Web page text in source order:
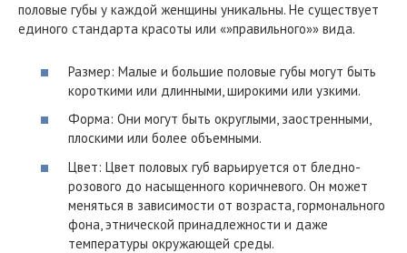
половые губы у каждой женщины уникальны. Не существует
единого стандарта красоты или «»правильного»» вида.
Размер: Малые и большие половые губы могут быть
короткими или длинными, широкими или узкими.
Форма: Они могут быть округлыми, заостренными,
плоскими или более объемными.
Цвет: Цвет половых губ варьируется от бледно-
розового до насыщенного коричневого. Он может
меняться в зависимости от возраста, гормонального
фона, этнической принадлежности и даже
температуры окружающей среды.